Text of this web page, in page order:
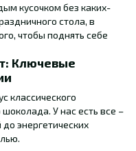
кусочком без каких-
стола, в
чтобы поднять себе
Ключевые
классического
У нас есть все –
энергетических